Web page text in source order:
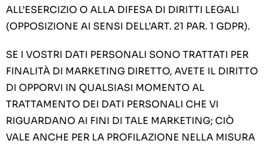
ALL’ESERCIZIO O ALLA DIFESA DI DIRITTI LEGALI
(OPPOSIZIONE AI SENSI DELL’ART. 21 PAR. 1 GDPR).
SE I VOSTRI DATI PERSONALI SONO TRATTATI PER
FINALITÀ DI MARKETING DIRETTO, AVETE IL DIRITTO
DI OPPORVI IN QUALSIASI MOMENTO AL
TRATTAMENTO DEI DATI PERSONALI CHE VI
RIGUARDANO AI FINI DI TALE MARKETING; CIÒ
VALE ANCHE PER LA PROFILAZIONE NELLA MISURA